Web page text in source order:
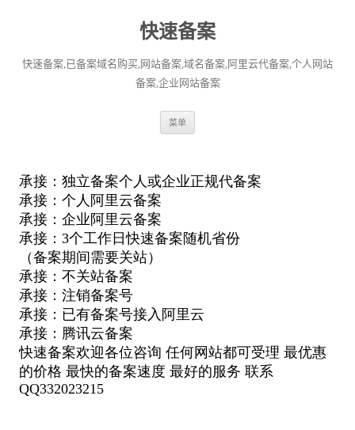
快速备案
快速备案,已备案域名购买,网站备案,域名备案,阿里云代备案,个人网站
备案,企业网站备案
菜单